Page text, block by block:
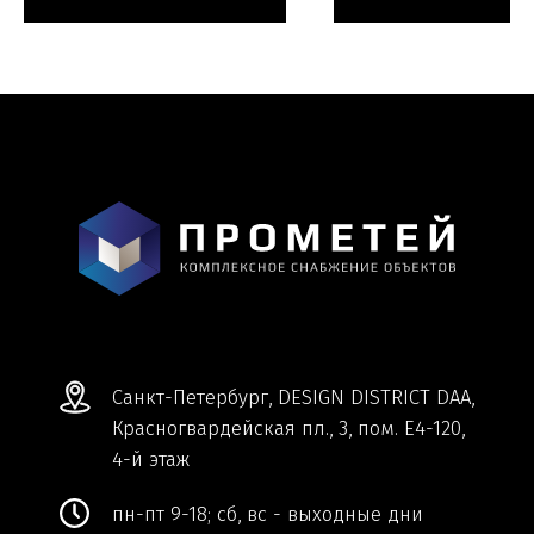
сайте, являются справочными и не
Сделано в